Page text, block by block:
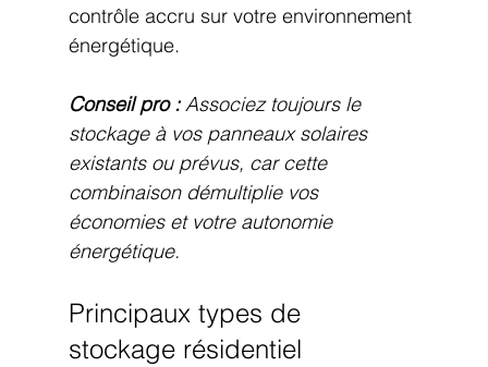
contrôle accru sur votre environnement
énergétique.
Conseil pro : Associez toujours le
stockage à vos panneaux solaires
existants ou prévus, car cette
combinaison démultiplie vos
économies et votre autonomie
énergétique.
Principaux types de
stockage résidentiel